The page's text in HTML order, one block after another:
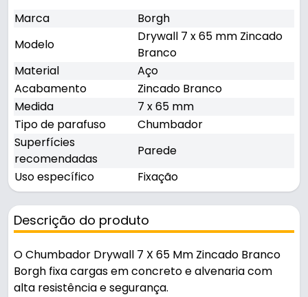
Marca
Borgh
Modelo
Drywall 7 x 65 mm Zincado
Branco
Material
Aço
Acabamento
Zincado Branco
Medida
7 x 65 mm
Tipo de parafuso
Chumbador
Superfícies
recomendadas
Parede
Uso específico
Fixação
Descrição do produto
O Chumbador Drywall 7 X 65 Mm Zincado Branco
Borgh fixa cargas em concreto e alvenaria com
alta resistência e segurança.